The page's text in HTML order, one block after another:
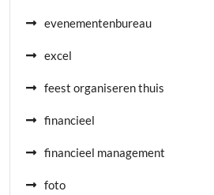
evenementenbureau
excel
feest organiseren thuis
financieel
financieel management
foto